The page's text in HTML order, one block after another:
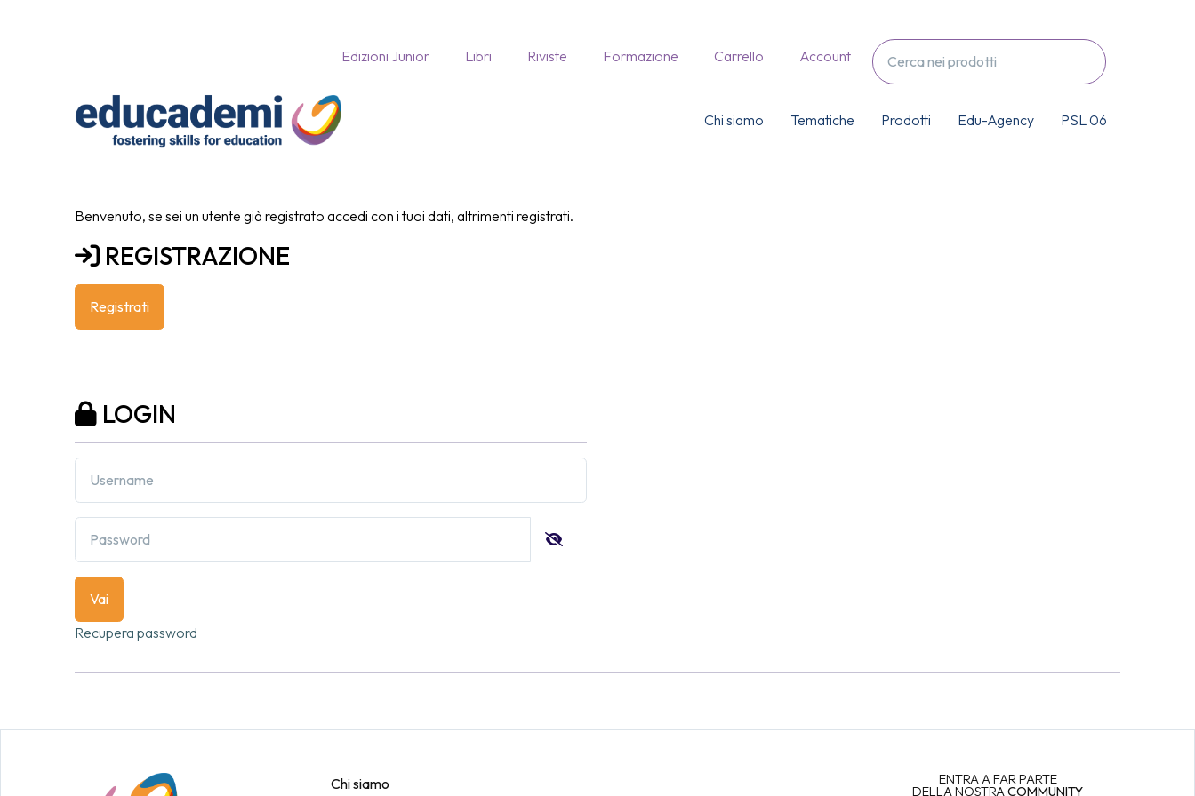
Edizioni Junior Libri Riviste Formazione Carrello Account
Chi siamo Tematiche Prodotti Edu-Agency PSL 06
Benvenuto, se sei un utente già registrato accedi con i tuoi dati, altrimenti registrati.
REGISTRAZIONE
Registrati
LOGIN
Vai
Recupera password
Chi siamo
ENTRA A FAR PARTE
DELLA NOSTRA COMMUNITY